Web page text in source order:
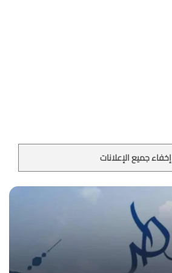
إخفاء جميع الإعلانات